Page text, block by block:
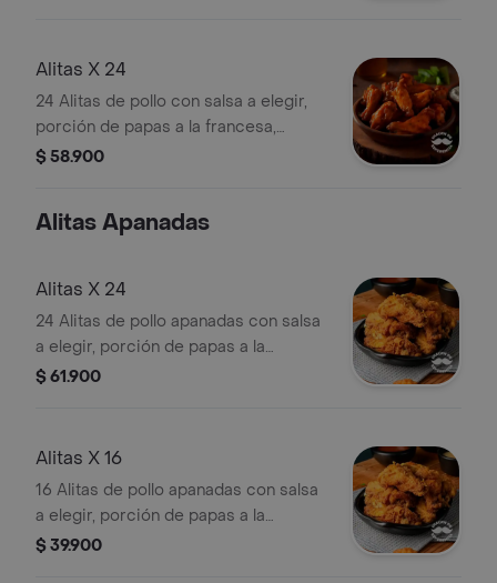
Alitas X 24
24 Alitas de pollo con salsa a elegir,
porción de papas a la francesa,
bastones de apio y zanahoria.
$ 58.900
Alitas Apanadas
Alitas X 24
24 Alitas de pollo apanadas con salsa
a elegir, porción de papas a la
francesa, bastones de apio y
$ 61.900
Alitas X 16
16 Alitas de pollo apanadas con salsa
a elegir, porción de papas a la
francesa, bastones de apio y
$ 39.900